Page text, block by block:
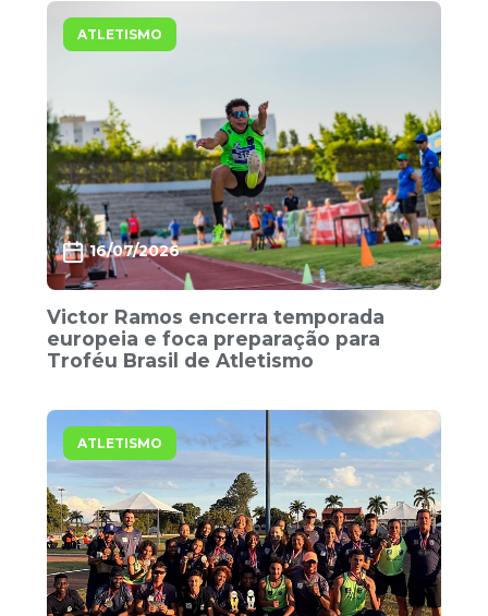
ATLETISMO
16/07/2026
Victor Ramos encerra temporada
europeia e foca preparação para
Troféu Brasil de Atletismo
ATLETISMO